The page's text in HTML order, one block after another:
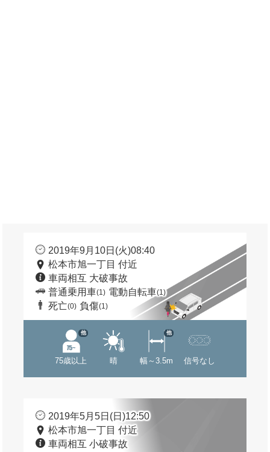
2019年9月10日(火)08:40
松本市旭一丁目 付近
車両相互 大破事故
普通乗用車(1) 電動自転車(1)
死亡(0) 負傷(1)
75歳以上
他
晴 幅～3.5m
他
信号なし
2019年5月5日(日)12:50
松本市旭一丁目 付近
車両相互 小破事故